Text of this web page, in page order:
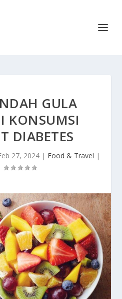
GULA
KONSUMSI
DIABETES
27, 2024 | Food & Travel |